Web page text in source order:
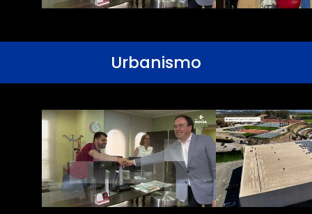
Urbanismo